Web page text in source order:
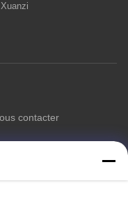
contacter
ville de Jinan,